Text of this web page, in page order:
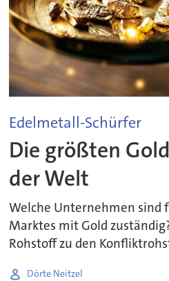
Edelmetall-Schürfer
Die größten
der Welt
Welche Unternehmen sind
Marktes mit Gold
Rohstoff zu den
Dörte Neitzel